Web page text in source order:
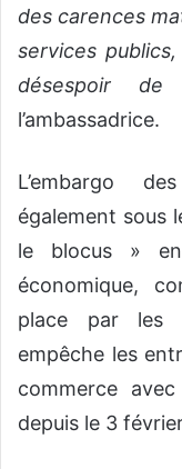
des carences
services
désespoir de
l’ambassadrice.
L’embargo
également sous
le blocus »
économique,
place par les
empêche les
commerce
depuis le 3